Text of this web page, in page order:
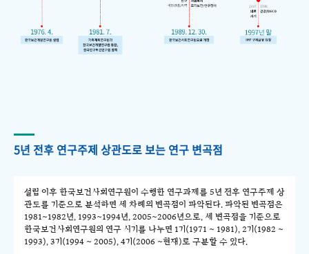
5년 전후 연구주제 상관도로 보는 연구 변곡점
설립 이후 한국보건사회연구원이 수행한 연구과제를 5년 전후 연구주제 상
관도를 기준으로 분석하면 세 차례의 변곡점이 파악된다. 파악된 변곡점은
1981~1982년, 1993~1994년, 2005~2006년으로, 세 변곡점을 기준으로
한국보건사회연구원의 연구 시기를 나누면 1기(1971 ~ 1981), 2기(1982 ~
1993), 3기(1994 ~ 2005), 4기(2006 ~현재)로 구분할 수 있다.